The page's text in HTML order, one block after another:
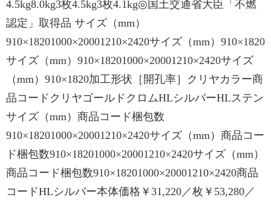
4.5kg8.0kg3枚4.5kg3枚4.1kg◎国土交通省大臣「不燃
認定」取得品 サイズ（mm）
910×18201000×20001210×2420サイズ（mm）910×1820
サイズ（mm）910×18201000×20001210×2420サイズ
（mm）910×1820加工形状［開孔率］クリヤカラー商
品コードクリヤゴールドクロムHLシルバーHLステン
サイズ（mm）商品コード梱包数
910×18201000×20001210×2420サイズ（mm）商品コー
ド梱包数910×18201000×20001210×2420サイズ（mm）
商品コード梱包数910×18201000×20001210×2420商品
コードHLシルバー本体価格￥31,220／枚￥53,280／